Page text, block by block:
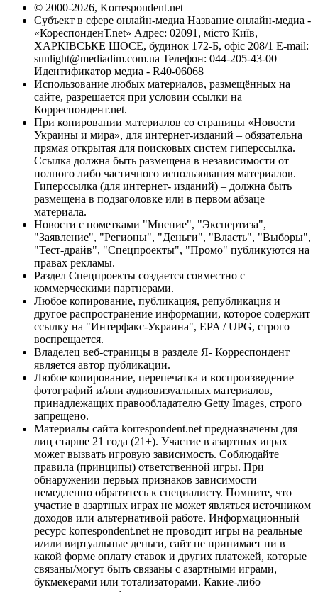
© 2000-2026, Korrespondent.net
Субъект в сфере онлайн-медиа Название онлайн-медиа -
«КореспонденТ.net» Адрес: 02091, місто Київ,
ХАРКІВСЬКЕ ШОСЕ, будинок 172-Б, офіс 208/1 E-mail:
sunlight@mediadim.com.ua Телефон: 044-205-43-00
Идентификатор медиа - R40-06068
Использование любых материалов, размещённых на
сайте, разрешается при условии ссылки на
Корреспондент.net.
При копировании материалов со страницы «Новости
Украины и мира», для интернет-изданий – обязательна
прямая открытая для поисковых систем гиперссылка.
Ссылка должна быть размещена в независимости от
полного либо частичного использования материалов.
Гиперссылка (для интернет- изданий) – должна быть
размещена в подзаголовке или в первом абзаце
материала.
Новости с пометками "Мнение", "Экспертиза",
"Заявление", "Регионы", "Деньги", "Власть", "Выборы",
"Тест-драйв", "Спецпроекты", "Промо" публикуются на
правах рекламы.
Раздел Спецпроекты создается совместно с
коммерческими партнерами.
Любое копирование, публикация, републикация и
другое распространение информации, которое содержит
ссылку на "Интерфакс-Украина", EPA / UPG, строго
воспрещается.
Владелец веб-страницы в разделе Я- Корреспондент
является автор публикации.
Любое копирование, перепечатка и воспроизведение
фотографий и/или аудиовизуальных материалов,
принадлежащих правообладателю Getty Images, строго
запрещено.
Материалы сайта korrespondent.net предназначены для
лиц старше 21 года (21+). Участие в азартных играх
может вызвать игровую зависимость. Соблюдайте
правила (принципы) ответственной игры. При
обнаружении первых признаков зависимости
немедленно обратитесь к специалисту. Помните, что
участие в азартных играх не может являться источником
доходов или альтернативой работе. Информационный
ресурс korrespondent.net не проводит игры на реальные
и/или виртуальные деньги, сайт не принимает ни в
какой форме оплату ставок и других платежей, которые
связаны/могут быть связаны с азартными играми,
букмекерами или тотализаторами. Какие-либо